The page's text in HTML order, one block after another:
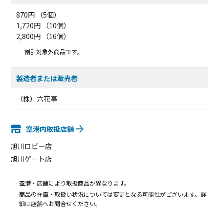
870円 （5個）
1,720円 （10個）
2,800円 （16個）
割引対象外商品です。
製造者または販売者
（株）六花亭
空港内取扱店舗
旭川ロビー店
旭川ゲート店
空港・店舗により取扱商品が異なります。
商品の在庫・取扱い状況については変更となる可能性がございます。詳
細は店舗へお問合せください。